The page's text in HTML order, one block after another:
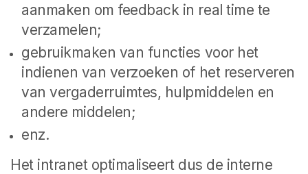
aanmaken om feedback in real time te
verzamelen;
gebruikmaken van functies voor het
indienen van verzoeken of het reserveren
van vergaderruimtes, hulpmiddelen en
andere middelen;
enz.
Het intranet optimaliseert dus de interne